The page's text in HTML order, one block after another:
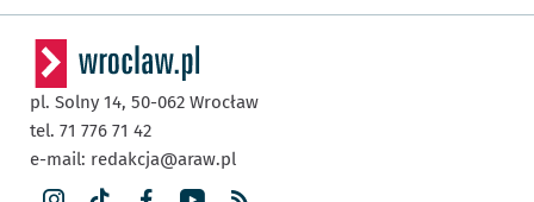
pl. Solny 14, 50-062 Wrocław
tel. 71 776 71 42
e-mail: redakcja@araw.pl